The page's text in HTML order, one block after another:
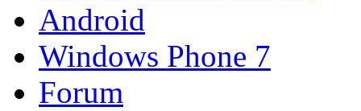
Android
Windows Phone 7
Forum